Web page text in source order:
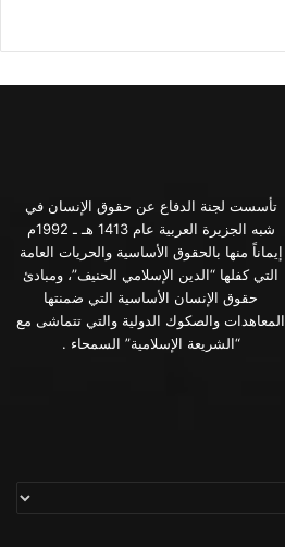
تأسست لجنة الدفاع عن حقوق الإنسان في
شبه الجزيرة العربية عام 1413 هـ ـ 1992م
إيماناً منها بالحقوق الأساسية والحريات العامة
التي كفلها “الدين الإسلامي الحنيف”، ومبادئ
حقوق الإنسان الأساسية التي ضمنتها
المعاهدات والصكوك الدولية والتي تتماشى مع
“الشريعة الإسلامية” السمحاء .